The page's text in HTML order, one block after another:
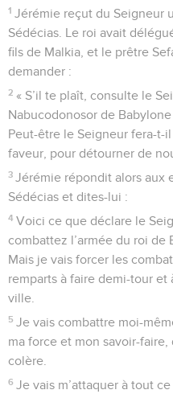
1 Jérémie reçut du Seigneur
Sédécias. Le roi avait
fils de Malkia, et le prêtre
demander :
2 « S’il te plaît, consulte le
Nabucodonosor de
Peut-être le Seigneur fera-t-
faveur, pour détourner de
3 Jérémie répondit alors aux
Sédécias et dites-lui :
4 Voici ce que déclare le
combattez l’armée du roi de
Mais je vais forcer les
remparts à faire demi-tour et
ville.
5 Je vais combattre moi-
ma force et mon savoir-
colère.
6 Je vais m’attaquer à tout